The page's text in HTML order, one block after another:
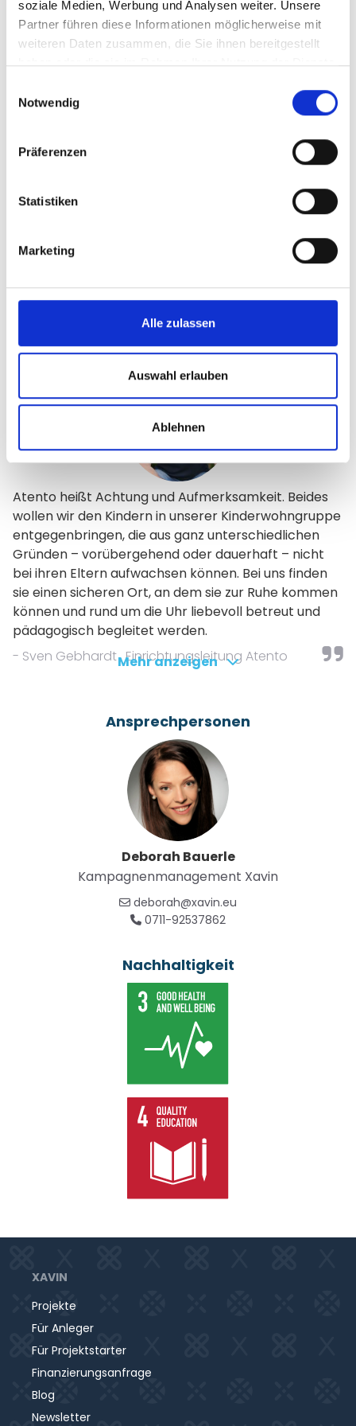
soziale Medien, Werbung und Analysen weiter. Unsere
Partner führen diese Informationen möglicherweise mit
weiteren Daten zusammen, die Sie ihnen bereitgestellt
haben oder die sie im Rahmen Ihrer Nutzung der Dienste
Notwendig
Präferenzen
Statistiken
Marketing
Alle zulassen
Auswahl erlauben
Ablehnen
vor 1 Jahr
Anonymaus Bayern 200 €
Anonym
5.000 €
Projekt Zahlen und Daten Projektstarter
Atento heißt Achtung und Aufmerksamkeit. Beides
wollen wir den Kindern in unserer Kinderwohngruppe
entgegenbringen, die aus ganz unterschiedlichen
Gründen – vorübergehend oder dauerhaft – nicht
bei ihren Eltern aufwachsen können. Bei uns finden
sie einen sicheren Ort, an dem sie zur Ruhe kommen
können und rund um die Uhr liebevoll betreut und
pädagogisch begleitet werden.
- Sven Gebhardt , Einrichtungsleitung Atento
In einem Gutshaus in Ladeburg (Bernau) entsteht die
Kinderwohngruppe atento: Sieben Kinder ab vier
Jahren, die familiären Belastungen oder
Krisensituationen ausgesetzt sind, werden ab
nächstem Jahr hier ein neues Zuhause finden. Ziel ist
es, ihnen mit atento einen familiären Lebensort zu
bieten, an dem sie Geborgenheit, Stabilität und
individuelle Förderung erfahren.
Damit wir dieser Verantwortung gerecht werden
sowie die Gemeinschaftsräume wohnlich aus. So
schaffen wir langfristig eine solide Grundlage für eine
kindgerechte Betreuung.
Mehr anzeigen
Ansprechpersonen
Deborah Bauerle
Kampagnenmanagement Xavin
deborah@xavin.eu
0711-92537862
Nachhaltigkeit
XAVIN
Projekte
Für Anleger
Für Projektstarter
Finanzierungsanfrage
Blog
Newsletter